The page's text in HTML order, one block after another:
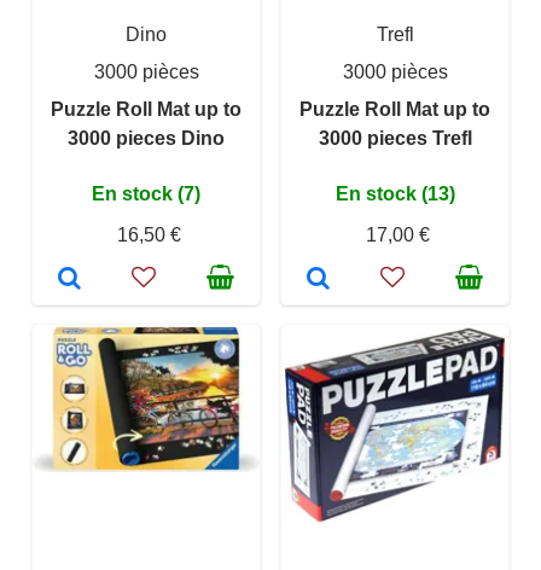
Dino
3000 pièces
Puzzle Roll Mat up to
3000 pieces Dino
En stock (7)
16,50 €
Trefl
3000 pièces
Puzzle Roll Mat up to
3000 pieces Trefl
En stock (13)
17,00 €